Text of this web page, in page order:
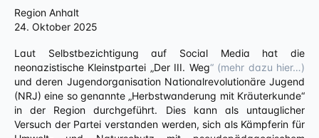
Region Anhalt
24. Oktober 2025
Laut Selbstbezichtigung auf Social Media hat die
neonazistische Kleinstpartei „Der III. Weg“ (mehr dazu hier…)
und deren Jugendorganisation Nationalrevolutionäre Jugend
(NRJ) eine so genannte „Herbstwanderung mit Kräuterkunde“
in der Region durchgeführt. Dies kann als untauglicher
Versuch der Partei verstanden werden, sich als Kämpferin für